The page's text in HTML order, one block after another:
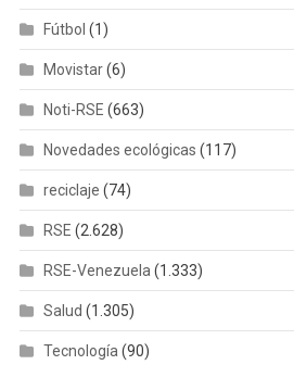
Fútbol (1)
Movistar(6)
Noti-RSE (663)
Novedades ecológicas (117)
reciclaje (74)
RSE (2.628)
RSE-Venezuela (1.333)
Salud (1.305)
Tecnología (90)